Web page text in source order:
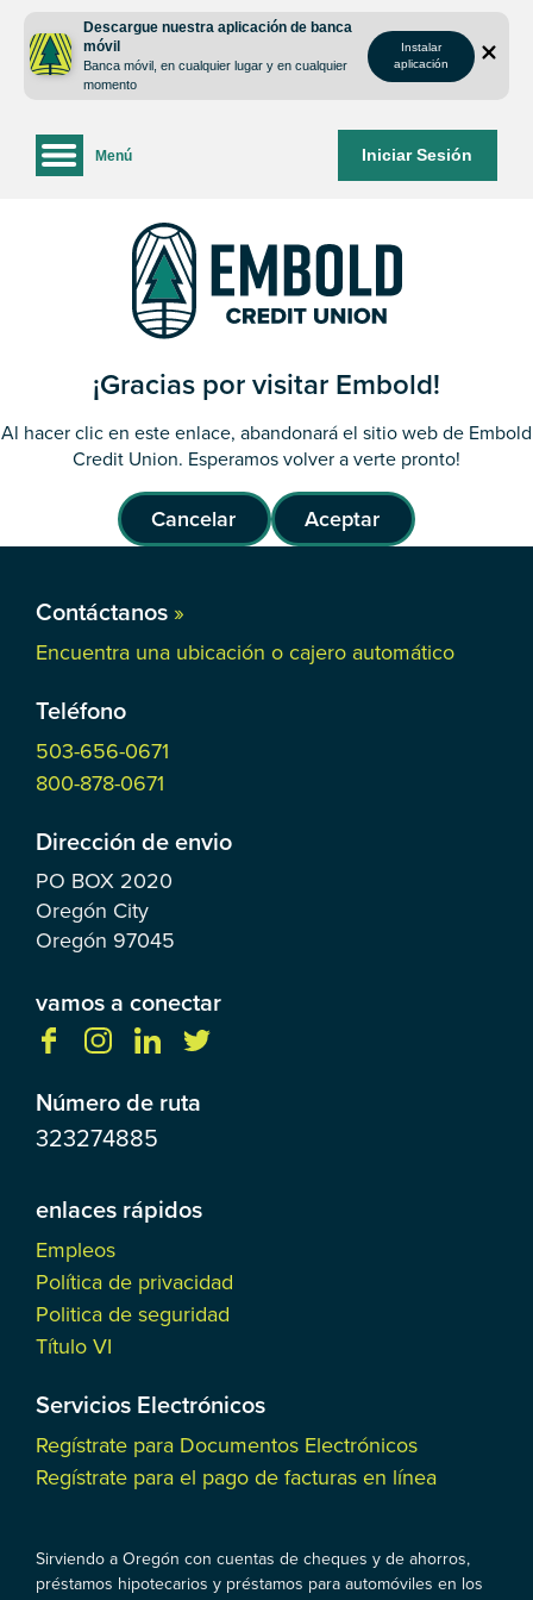
contenido
inicio
Descargue nuestra aplicación de banca
móvil
Banca móvil, en cualquier lugar y en cualquier
momento
Instalar
aplicación
Iniciar Sesión
Menú
¡Gracias por visitar Embold!
Al hacer clic en este enlace, abandonará el sitio web de Embold
Credit Union. Esperamos volver a verte pronto!
Cancelar Aceptar
Contáctanos »
Encuentra una ubicación o cajero automático
Teléfono
503-656-0671
800-878-0671
Dirección de envio
PO BOX 2020
Oregón City
Oregón 97045
vamos a conectar
Número de ruta
323274885
enlaces rápidos
Empleos
Política de privacidad
Politica de seguridad
Título VI
Servicios Electrónicos
Regístrate para Documentos Electrónicos
Regístrate para el pago de facturas en línea
Sirviendo a Oregón con cuentas de cheques y de ahorros,
préstamos hipotecarios y préstamos para automóviles en los